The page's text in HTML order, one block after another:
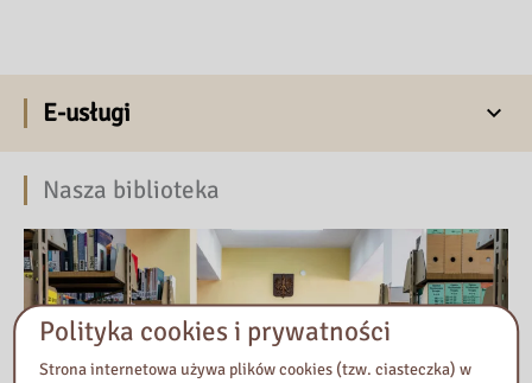
E-usługi
Nasza biblioteka
Polityka cookies i prywatności
Strona internetowa używa plików cookies (tzw. ciasteczka) w